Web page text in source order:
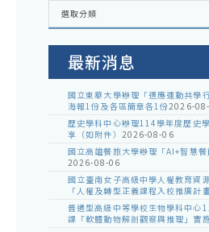
各
室
選取分類
最新消息
國立東華大學辦理「適應運動共學
海報1份及各區簡章各1份2026-
歷史學科中心辦理114學年度歷史
享（如附件） 2026-08-06
國立高雄餐旅大學辦理「AI+智慧
2026-08-06
國立臺南女子高級中學人權教育資
「人權及轉型正義課程入校推廣計
普通型高級中等學校生物學科中心
課「軟體動物解剖觀察與推理」實